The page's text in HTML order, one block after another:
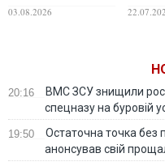
другий найкращий
03.08.2026
день"
20:16
ВМС ЗСУ знищили
спецназу на буровій
19:50
Остаточна точка без
анонсував свій